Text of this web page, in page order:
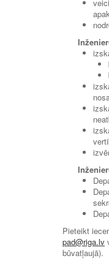
Pieteikt
pad@riga.lv
būvatļaujā).